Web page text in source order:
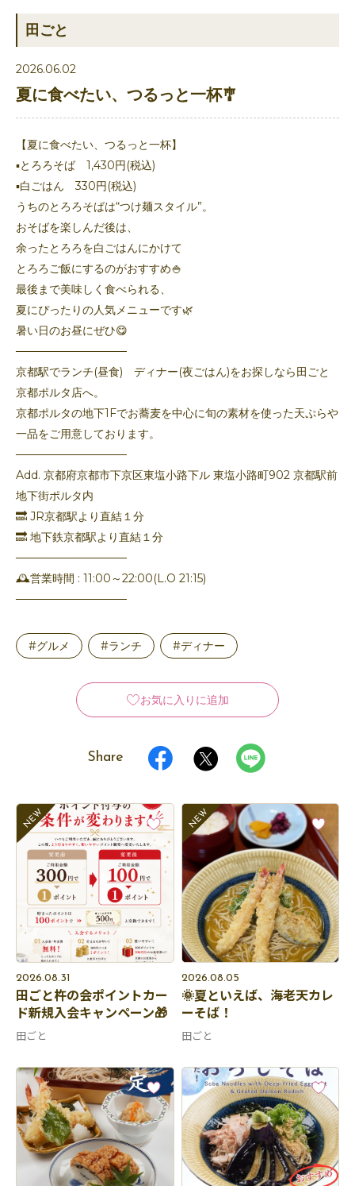
田ごと
2026.06.02
夏に食べたい、つるっと一杯🎐
【夏に食べたい、つるっと一杯】
▪️とろろそば 1,430円(税込)
▪️白ごはん 330円(税込)
うちのとろろそばは“つけ麺スタイル”。
おそばを楽しんだ後は、
余ったとろろを白ごはんにかけて
とろろご飯にするのがおすすめ🍚
最後まで美味しく食べられる、
夏にぴったりの人気メニューです🌿
暑い日のお昼にぜひ😋
──────────────
京都駅でランチ(昼食) ディナー(夜ごはん)をお探しなら田ごと
京都ポルタ店へ。
京都ポルタの地下1Fでお蕎麦を中心に旬の素材を使った天ぷらや
一品をご用意しております。
──────────────
Add. 京都府京都市下京区東塩小路下ル 東塩小路町902 京都駅前
地下街ポルタ内
🔜 JR京都駅より直結１分
🔜 地下鉄京都駅より直結１分
──────────────
🕰️営業時間 : 11:00～22:00(L.O 21:15)
──────────────
#グルメ #ランチ #ディナー
お気に入りに追加
Share
2026.08.31
田ごと杵の会ポイントカー
ド新規入会キャンペーン🎁
田ごと
2026.08.05
🌞夏といえば、海老天カレ
ーそば！
田ごと